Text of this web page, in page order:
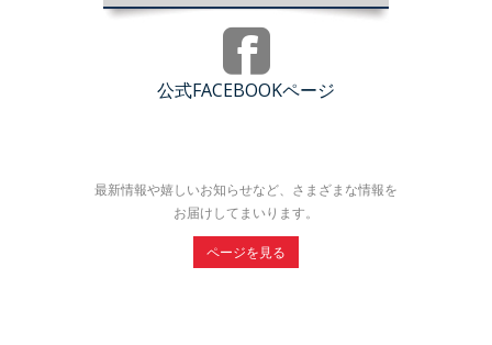
公式FACEBOOKページ
最新情報や嬉しいお知らせなど、さまざまな情報を
お届けしてまいります。
ページを見る